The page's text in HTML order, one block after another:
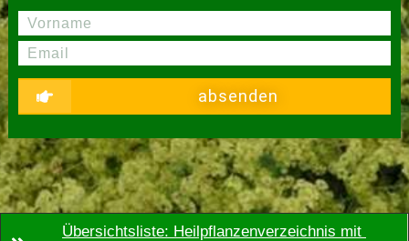
absenden
Übersichtsliste: Heilpflanzenverzeichnis mit